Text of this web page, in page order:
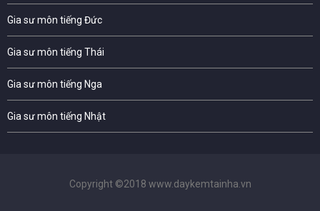
Gia sư môn tiếng Đức
Gia sư môn tiếng Thái
Gia sư môn tiếng Nga
Gia sư môn tiếng Nhật
Copyright ©2018 www.daykemtainha.vn